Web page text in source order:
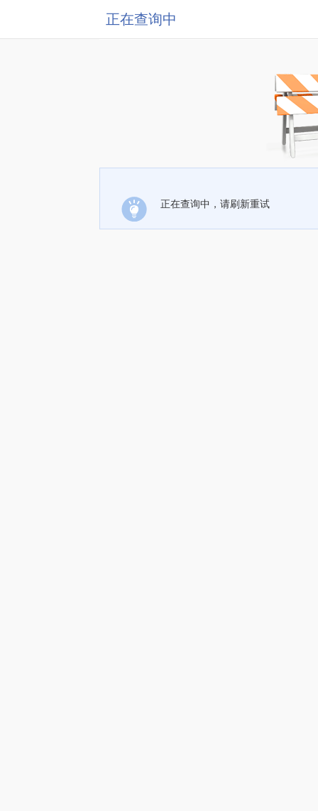
正在查询中
正在查询中，请刷新重试